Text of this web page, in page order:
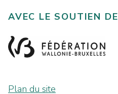
AVEC LE SOUTIEN DE
Plan du site